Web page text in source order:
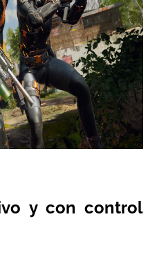
y con control